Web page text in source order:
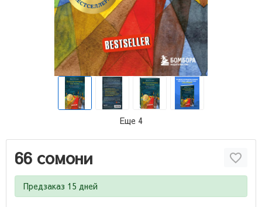
Еще 4
66 сомони
Предзаказ 15 дней